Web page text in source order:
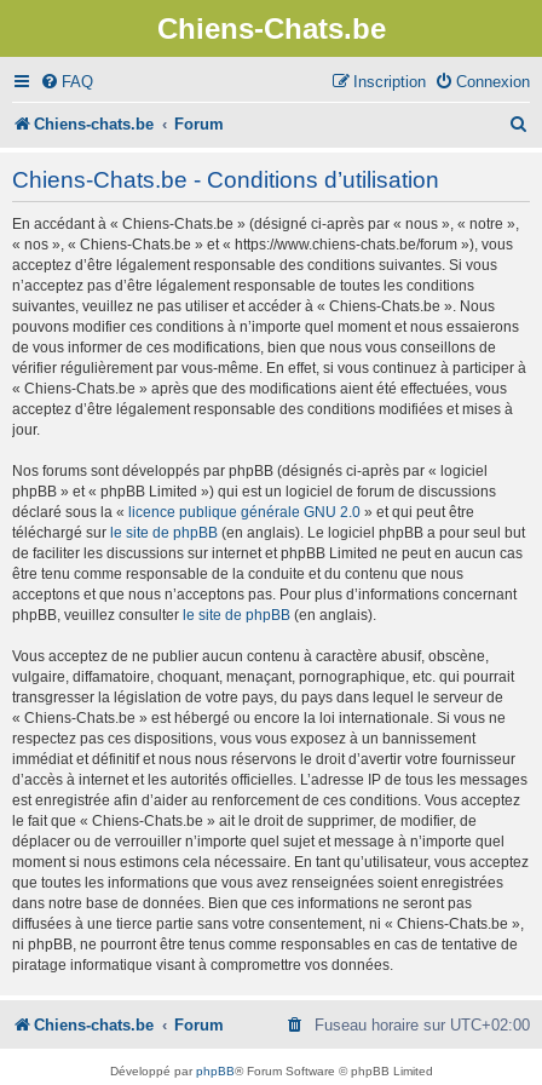
Chiens-Chats.be
FAQ Connexion
Inscription
Chiens-chats.be Forum
Chiens-Chats.be - Conditions d’utilisation
En accédant à « Chiens-Chats.be » (désigné ci-après par « nous », « notre »,
« nos », « Chiens-Chats.be » et « https://www.chiens-chats.be/forum »), vous
acceptez d’être légalement responsable des conditions suivantes. Si vous
n’acceptez pas d’être légalement responsable de toutes les conditions
suivantes, veuillez ne pas utiliser et accéder à « Chiens-Chats.be ». Nous
pouvons modifier ces conditions à n’importe quel moment et nous essaierons
de vous informer de ces modifications, bien que nous vous conseillons de
vérifier régulièrement par vous-même. En effet, si vous continuez à participer à
« Chiens-Chats.be » après que des modifications aient été effectuées, vous
acceptez d’être légalement responsable des conditions modifiées et mises à
jour.
Nos forums sont développés par phpBB (désignés ci-après par « logiciel
phpBB » et « phpBB Limited ») qui est un logiciel de forum de discussions
déclaré sous la « licence publique générale GNU 2.0 » et qui peut être
téléchargé sur le site de phpBB (en anglais). Le logiciel phpBB a pour seul but
de faciliter les discussions sur internet et phpBB Limited ne peut en aucun cas
être tenu comme responsable de la conduite et du contenu que nous
acceptons et que nous n’acceptons pas. Pour plus d’informations concernant
phpBB, veuillez consulter le site de phpBB (en anglais).
Vous acceptez de ne publier aucun contenu à caractère abusif, obscène,
vulgaire, diffamatoire, choquant, menaçant, pornographique, etc. qui pourrait
transgresser la législation de votre pays, du pays dans lequel le serveur de
« Chiens-Chats.be » est hébergé ou encore la loi internationale. Si vous ne
respectez pas ces dispositions, vous vous exposez à un bannissement
immédiat et définitif et nous nous réservons le droit d’avertir votre fournisseur
d’accès à internet et les autorités officielles. L’adresse IP de tous les messages
est enregistrée afin d’aider au renforcement de ces conditions. Vous acceptez
le fait que « Chiens-Chats.be » ait le droit de supprimer, de modifier, de
déplacer ou de verrouiller n’importe quel sujet et message à n’importe quel
moment si nous estimons cela nécessaire. En tant qu’utilisateur, vous acceptez
que toutes les informations que vous avez renseignées soient enregistrées
dans notre base de données. Bien que ces informations ne seront pas
diffusées à une tierce partie sans votre consentement, ni « Chiens-Chats.be »,
ni phpBB, ne pourront être tenus comme responsables en cas de tentative de
piratage informatique visant à compromettre vos données.
Chiens-chats.be Forum Fuseau horaire sur UTC+02:00
Développé parphpBB® Forum Software © phpBB Limited